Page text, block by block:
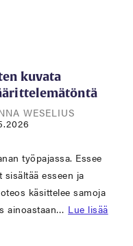
kuvata
WESELIUS
työpajassa. Essee
esseen ja
käsittelee samoja
ainoastaan… Lue lisää